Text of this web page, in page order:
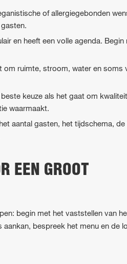
of allergiegebonden
en heeft een volle agenda.
ruimte, stroom, water en soms
keuze als het gaat om
waarmaakt.
aantal gasten, het tijdschema, de
EEN GROOT
begin met het vaststellen van
bespreek het menu en de